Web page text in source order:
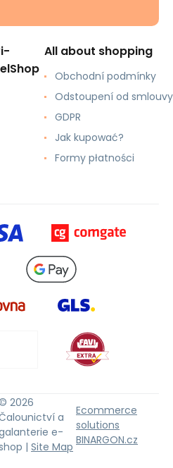
All about shopping
Obchodní podmínky
Odstoupení od smlouvy
GDPR
Jak kupować?
Formy płatności
2026
a
e-
| Site Map
Ecommerce
solutions
BINARGON.cz